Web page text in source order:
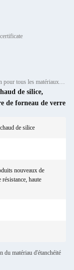
Capacité d'approvisionnement: plus de 120 000 tonnes par an pour tous les matériaux réfractaires, caissons, préformes et briques
de silice,
de forneau de verre
de silice
nouveaux de
haute
du matériau d'étanchéité